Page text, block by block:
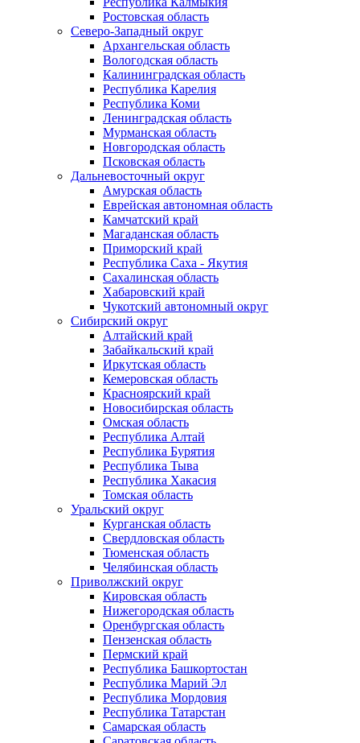
Ростовская область
Северо-Западный округ
Архангельская область
Вологодская область
Калининградская область
Республика Карелия
Республика Коми
Ленинградская область
Мурманская область
Новгородская область
Псковская область
Дальневосточный округ
Амурская область
Еврейская автономная область
Камчатский край
Магаданская область
Приморский край
Республика Саха - Якутия
Сахалинская область
Хабаровский край
Чукотский автономный округ
Сибирский округ
Алтайский край
Забайкальский край
Иркутская область
Кемеровская область
Красноярский край
Новосибирская область
Омская область
Республика Алтай
Республика Бурятия
Республика Тыва
Республика Хакасия
Томская область
Уральский округ
Курганская область
Свердловская область
Тюменская область
Челябинская область
Приволжский округ
Кировская область
Нижегородская область
Оренбургская область
Пензенская область
Пермский край
Республика Башкортостан
Республика Марий Эл
Республика Мордовия
Республика Татарстан
Самарская область